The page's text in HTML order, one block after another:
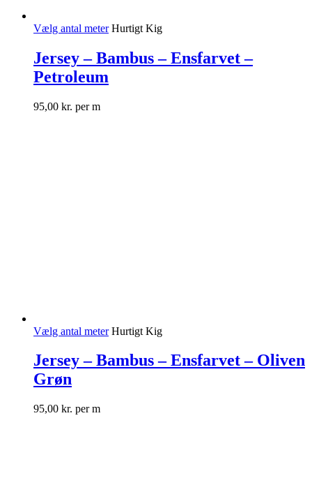
Vælg antal meter Hurtigt Kig
Jersey – Bambus – Ensfarvet –
Petroleum
95,00 kr. per m
Vælg antal meter Hurtigt Kig
Jersey – Bambus – Ensfarvet – Oliven
Grøn
95,00 kr. per m